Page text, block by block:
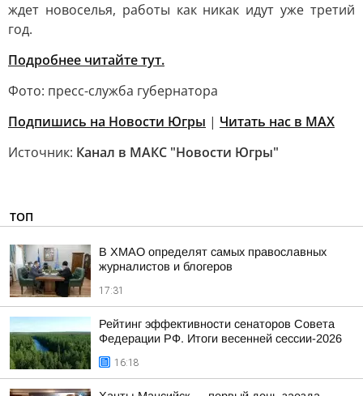
ждет новоселья, работы как никак идут уже третий
год.
Подробнее читайте тут.
Фото: пресс-служба губернатора
Подпишись на Новости Югры | Читать нас в MAX
Источник: Канал в МАКС "Новости Югры"
ТОП
В ХМАО определят самых православных
журналистов и блогеров
17:31
Рейтинг эффективности сенаторов Совета
Федерации РФ. Итоги весенней сессии-2026
16:18